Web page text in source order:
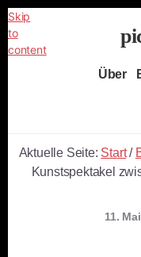
Skip
to
content
Independent
Über
Aktuelle Seite: Start /
Kunstspektakel
11.